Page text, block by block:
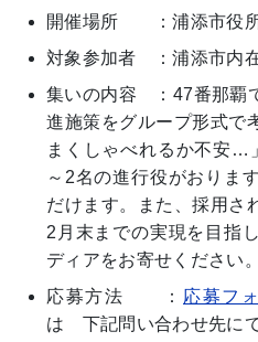
開催場所 ：浦添市役所
対象参加者 ：浦添市内
集いの内容 ：47番那覇
進施策をグループ形式で
まくしゃべれるか不安…
～2名の進行役がおりま
だけます。また、採用さ
2月末までの実現を目指
ディアをお寄せください。
応募方法 ： 応募フ
は 下記問い合わせ先にて